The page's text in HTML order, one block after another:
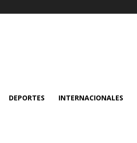
DEPORTES INTERNACIONALES